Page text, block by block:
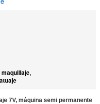
,
7V, máquina semi permanente